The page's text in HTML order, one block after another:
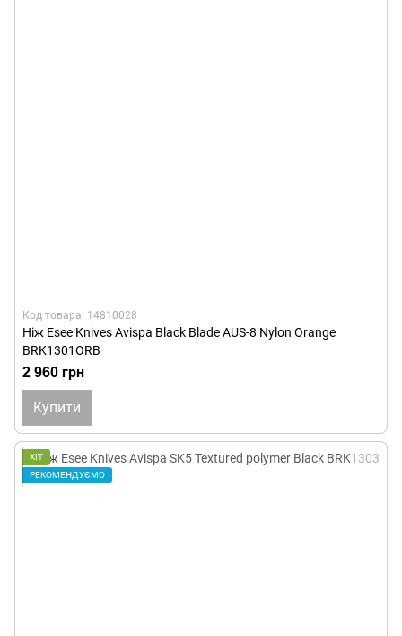
Код товара: 14810028
Ніж Esee Knives Avispa Black Blade AUS-8 Nylon Orange
BRK1301ORB
2 960 грн
Купити
ХІТ
РЕКОМЕНДУЄМО